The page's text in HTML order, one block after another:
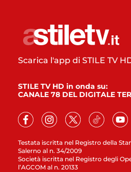
Testata iscritta nel Registro della
Salerno al n. 34/2009
Società iscritta nel Registro degli
l’AGCOM al n. 20133
Scarica l'app di STILE TV
STILE TV HD in onda su:
CANALE 78 DEL DIGITALE